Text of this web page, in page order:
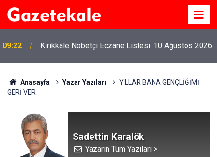
09:22 Kırıkkale Nöbetçi Eczane Listesi: 10 Ağustos 2026
Anasayfa Yazar Yazıları
YILLAR BANA GENÇLİĞİMİ
GERİ VER
Sadettin Karalök
Yazarın Tüm Yazıları >